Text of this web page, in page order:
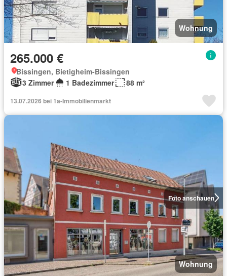
Wohnung
265.000 €
Bissingen, Bietigheim-Bissingen
3 Zimmer
1 Badezimmer 88 m²
13.07.2026 bei 1a-Immobilienmarkt
Foto anschauen
Wohnung